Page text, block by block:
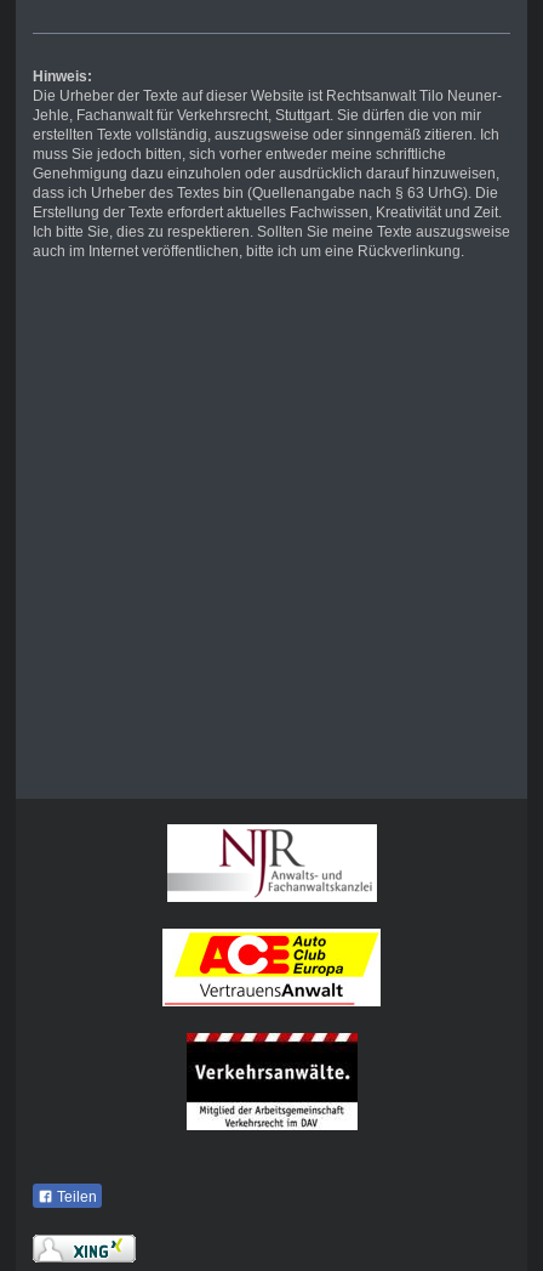
Hinweis:
Die Urheber der Texte auf dieser Website ist Rechtsanwalt Tilo Neuner-
Jehle, Fachanwalt für Verkehrsrecht, Stuttgart. Sie dürfen die von mir
erstellten Texte vollständig, auszugsweise oder sinngemäß zitieren. Ich
muss Sie jedoch bitten, sich vorher entweder meine schriftliche
Genehmigung dazu einzuholen oder ausdrücklich darauf hinzuweisen,
dass ich Urheber des Textes bin (Quellenangabe nach § 63 UrhG). Die
Erstellung der Texte erfordert aktuelles Fachwissen, Kreativität und Zeit.
Ich bitte Sie, dies zu respektieren. Sollten Sie meine Texte auszugsweise
auch im Internet veröffentlichen, bitte ich um eine Rückverlinkung.
Teilen